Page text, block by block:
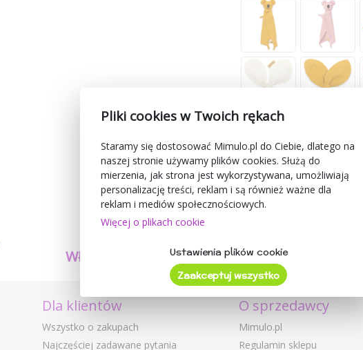
WŁASNE PRODUKTY
Dla klientów
Wszystko o zakupach
Najczęściej zadawane pytania
O sprzedawcy
Mimulo.pl
Regulamin sklepu
Pliki cookies w Twoich rękach
Staramy się dostosować Mimulo.pl do Ciebie, dlatego na
naszej stronie używamy plików cookies. Służą do
mierzenia, jak strona jest wykorzystywana, umożliwiają
personalizację treści, reklam i są również ważne dla
reklam i mediów społecznościowych.
Więcej o plikach cookie
Ustawienia plików cookie
Zaakceptuj wszystko